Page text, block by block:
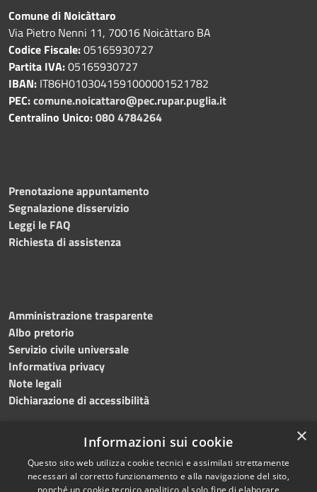
Comune di Noicàttaro
Via Pietro Nenni 11, 70016 Noicàttaro BA
Codice Fiscale:05165930727
Partita IVA:05165930727
IBAN: IT86H0103041591000001521782
PEC:comune.noicattaro@pec.rupar.puglia.it
Centralino Unico:080 4784264
Prenotazione appuntamento
Segnalazione disservizio
Leggi le FAQ
Richiesta di assistenza
Amministrazione trasparente
Albo pretorio
Servizio civile universale
Informativa privacy
Note legali
Dichiarazione di accessibilità
RSS
Accessibilità
Copyright © 2023 •
Comune di Noicàttaro
×
Informazioni sui cookie
Questo sito web utilizza cookie tecnici e assimilati strettamente
necessari al corretto funzionamento e alla navigazione del sito,
nonché un cookie tecnico analitico al solo fine di elaborare